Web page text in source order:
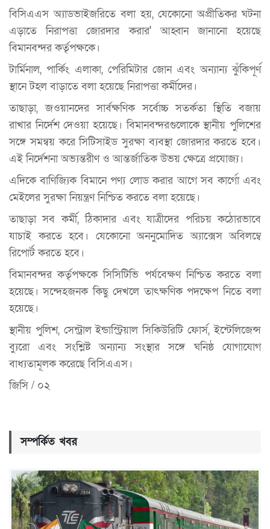
বিসিএএস অ্যাডভাইজরিতে বলা হয়, যেকোনো অপ্রীতিকর ঘটনা
এড়াতে নিরাপত্তা জোরদার করার' আহ্বান জানানো হয়েছে
বিমানবন্দর কর্তৃপক্ষকে।
টার্মিনাল, পার্কিং এলাকা, পেরিমিটার জোন এবং অন্যান্য ঝুঁকিপূর্ণ
স্থানে টহল বাড়াতে বলা হয়েছে নিরাপত্তা কর্মীদের।
তাছাড়া, জওয়ানদের সার্বক্ষণিক সর্বোচ্চ সতর্কতা স্থিতি বজায়
রাখার নির্দেশ দেওয়া হয়েছে। বিমানবন্দরগুলোকে স্থানীয় পুলিশের
সঙ্গে সমন্বয় করে সিটিসাইড সুরক্ষা ব্যবস্থা জোরদার করতে হবে।
এই নির্দেশনা অভ্যন্তরীণ ও আন্তর্জাতিক উভয় ক্ষেত্রে প্রযোজ্য।
এদিকে বাণিজ্যিক বিমানে পণ্য লোড করার আগে সব কার্গো এবং
মেইলের সুরক্ষা নিয়ন্ত্রণ নিশ্চিত করতে বলা হয়েছে।
তাছাড়া সব কর্মী, ঠিকাদার এবং যাত্রীদের পরিচয় কঠোরভাবে
যাচাই করতে হবে। যেকোনো অননুমোদিত অ্যাক্সেস অবিলম্বে
রিপোর্ট করতে হবে।
বিমানবন্দর কর্তৃপক্ষকে সিসিটিভি পর্যবেক্ষণ নিশ্চিত করতে বলা
হয়েছে। সন্দেহজনক কিছু দেখলে তাৎক্ষণিক পদক্ষেপ নিতে বলা
হয়েছে।
স্থানীয় পুলিশ, সেন্ট্রাল ইন্ডাস্ট্রিয়াল সিকিউরিটি ফোর্স, ইন্টেলিজেন্স
ব্যুরো এবং সংশ্লিষ্ট অন্যান্য সংস্থার সঙ্গে ঘনিষ্ঠ যোগাযোগ
বাধ্যতামূলক করেছে বিসিএএস।
জিসি / ০২
সম্পর্কিত খবর